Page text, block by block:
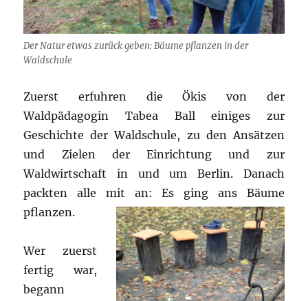
Der Natur etwas zurück geben: Bäume pflanzen in der
Waldschule
Zuerst erfuhren die Ökis von der
Waldpädagogin Tabea Ball einiges zur
Geschichte der Waldschule, zu den Ansätzen
und Zielen der Einrichtung und zur
Waldwirtschaft in und um Berlin. Danach
packten alle mit an: Es ging ans Bäume
pflanzen.
Wer zuerst
fertig war,
begann